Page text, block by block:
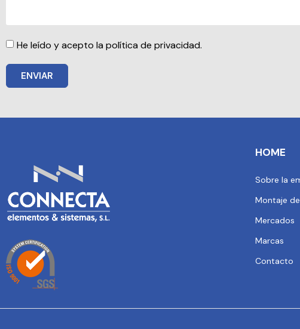
He leído y acepto la política de privacidad.
ENVIAR
HOME
Sobre la
Montaje
Mercados
Marcas
Contacto